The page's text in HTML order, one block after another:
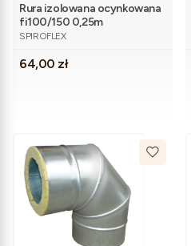
Rura izolowana ocynkowana
fi100/150 0,25m
PRODUCENT
SPIROFLEX
Cena
64,00 zł